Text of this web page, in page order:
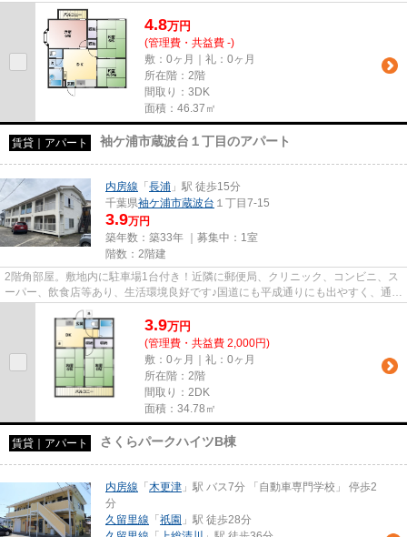
コン、温水洗浄暖房便座新品...
4.8万円
(管理費・共益費 -)
敷：0ヶ月｜礼：0ヶ月
所在階：2階
間取り：3DK
面積：46.37㎡
賃貸｜アパート 袖ケ浦市蔵波台１丁目のアパート
内房線 「 長浦 」駅 徒歩15分
千葉県袖ケ浦市蔵波台 １丁目7-15
3.9万円
築年数：築33年 ｜募集中： 1室
階数：2階建
2階角部屋。敷地内に駐車場1台付き！近隣に郵便局、クリニック、コンビニ、ス
ーパー、飲食店等あり、生活環境良好です♪国道にも平成通りにも出やすく、通勤
に便利です！ご内見可能です...
3.9万円
(管理費・共益費 2,000円)
敷：0ヶ月｜礼：0ヶ月
所在階：2階
間取り：2DK
面積：34.78㎡
賃貸｜アパート さくらパークハイツB棟
内房線 「 木更津 」駅 バス7分 「自動車専門学校」 停歩2
分
久留里線 「 祇園 」駅 徒歩28分